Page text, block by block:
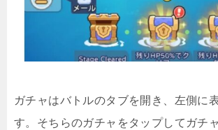
ガチャはバトルのタブを開き、左側に
す。そちらのガチャをタップしてガチ